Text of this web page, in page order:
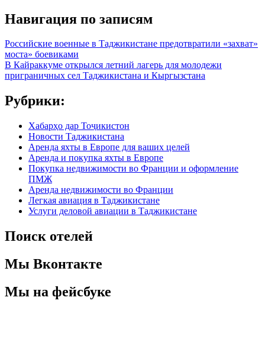
Навигация по записям
Российские военные в Таджикистане предотвратили «захват»
моста» боевиками
В Кайраккуме открылся летний лагерь для молодежи
приграничных сел Таджикистана и Кыргызстана
Рубрики:
Хабарҳо дар Тоҷикистон
Новости Таджикистана
Аренда яхты в Европе для ваших целей
Аренда и покупка яхты в Европе
Покупка недвижимости во Франции и оформление
ПМЖ
Аренда недвижимости во Франции
Легкая авиация в Таджикистане
Услуги деловой авиации в Таджикистане
Поиск отелей
Мы Вконтакте
Мы на фейсбуке